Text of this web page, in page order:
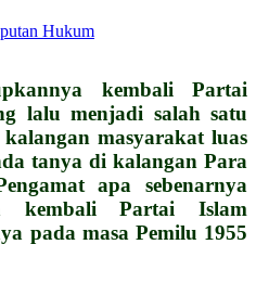
Hukum
kembali Partai
lalu menjadi salah satu
masyarakat luas
tanya di kalangan Para
apa sebenarnya
kembali Partai Islam
pada masa Pemilu 1955